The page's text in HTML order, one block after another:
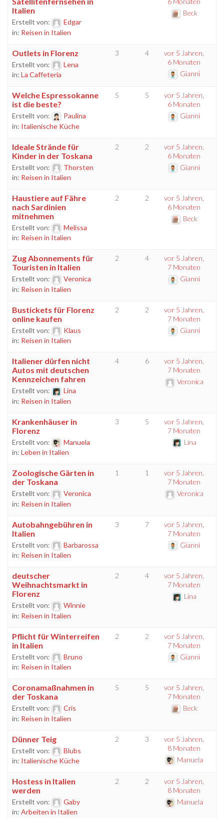
Italien
Erstellt von:
Edgar
in: Reisen in Italien
Beck
Outlets in Florenz
Erstellt von:
Lena
in: La Caffeteria
3 4
vor 5 Jahren,
6 Monaten
Gianni
Welche Espressokanne
ist die beste?
Erstellt von:
Paulina
in: Italienische Küche
5 5
vor 5 Jahren,
6 Monaten
Gianni
Ideale Strände für
Kinder in der Toskana
Erstellt von:
Thorsten
in: Reisen in Italien
2 2
vor 5 Jahren,
6 Monaten
Gianni
Haustiere auf Fähre
nach Sardinien
mitnehmen
Erstellt von:
Melissa
in: Reisen in Italien
2 2
vor 5 Jahren,
6 Monaten
Beck
Zug Abonnements für
Touristen in Italien
Erstellt von:
Veronica
in: Reisen in Italien
2 4
vor 5 Jahren,
7 Monaten
Gianni
Bustickets für Florenz
online kaufen
Erstellt von:
Klaus
in: Reisen in Italien
2 2
vor 5 Jahren,
7 Monaten
Gianni
Italiener dürfen nicht
Autos mit deutschen
Kennzeichen fahren
Erstellt von:
Lina
in: Reisen in Italien
4 6
vor 5 Jahren,
7 Monaten
Veronica
Krankenhäuser in
Florenz
Erstellt von:
Manuela
in: Leben in Italien
3 5
vor 5 Jahren,
7 Monaten
Lina
Zoologische Gärten in
der Toskana
Erstellt von:
Veronica
in: Reisen in Italien
1 1
vor 5 Jahren,
7 Monaten
Veronica
Autobahngebühren in
Italien
Erstellt von:
Barbarossa
in: Reisen in Italien
3 7
vor 5 Jahren,
7 Monaten
Gianni
deutscher
Weihnachtsmarkt in
Florenz
Erstellt von:
Winnie
in: Reisen in Italien
2 4
vor 5 Jahren,
7 Monaten
Lina
Pflicht für Winterreifen
in Italien
Erstellt von:
Bruno
in: Reisen in Italien
2 2
vor 5 Jahren,
7 Monaten
Gianni
Coronamaßnahmen in
der Toskana
Erstellt von:
Cris
in: Reisen in Italien
5 5
vor 5 Jahren,
7 Monaten
Beck
Dünner Teig
Erstellt von:
Blubs
in: Italienische Küche
2 3
vor 5 Jahren,
8 Monaten
Manuela
Hostess in Italien
werden
Erstellt von:
Gaby
in: Arbeiten in Italien
2 2
vor 5 Jahren,
8 Monaten
Manuela